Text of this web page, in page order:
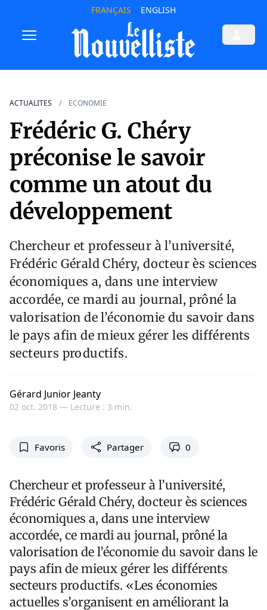
FRANÇAIS ENGLISH
ACTUALITES ECONOMIE
Frédéric G. Chéry
préconise le savoir
comme un atout du
développement
Chercheur et professeur à l’université,
Frédéric Gérald Chéry, docteur ès sciences
économiques a, dans une interview
accordée, ce mardi au journal, prôné la
valorisation de l’économie du savoir dans
le pays afin de mieux gérer les différents
secteurs productifs.
Gérard Junior Jeanty
02 oct. 2018 — Lecture : 3 min.
Favoris Partager 0
Chercheur et professeur à l’université,
Frédéric Gérald Chéry, docteur ès sciences
économiques a, dans une interview
accordée, ce mardi au journal, prôné la
valorisation de l’économie du savoir dans le
pays afin de mieux gérer les différents
secteurs productifs. «Les économies
actuelles s’organisent en améliorant la